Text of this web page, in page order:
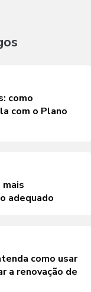
como
com o Plano
adequado
como usar
a renovação de